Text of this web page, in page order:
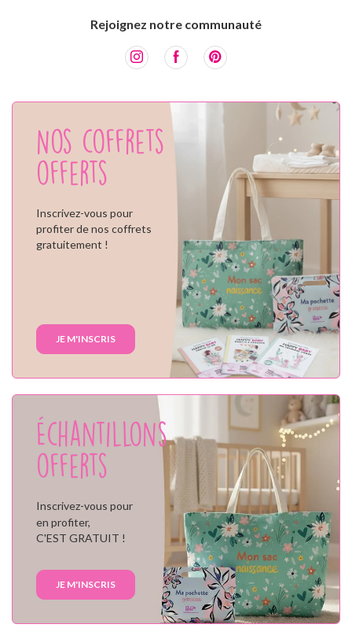
Rejoignez notre communauté
Nos coffrets
offerts
Inscrivez-vous pour
profiter de nos coffrets
gratuitement !
JE M'INSCRIS
Échantillons
offerts
Inscrivez-vous pour
en profiter,
C'EST GRATUIT !
JE M'INSCRIS